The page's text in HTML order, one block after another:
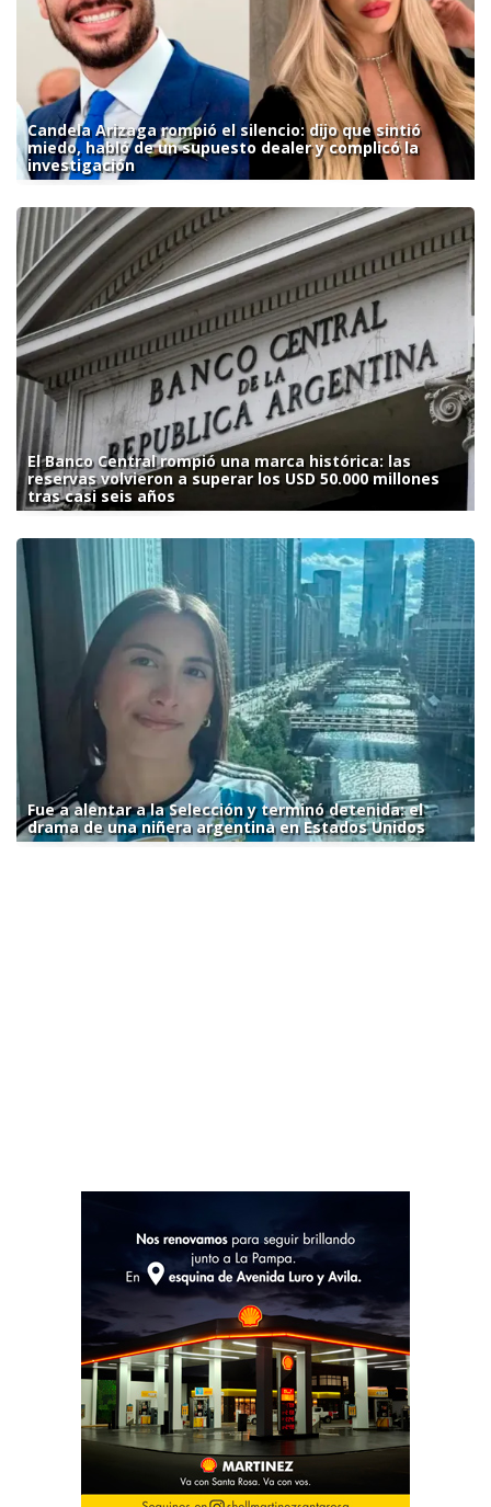
Candela Arizaga rompió el silencio: dijo que sintió
miedo, habló de un supuesto dealer y complicó la
investigación
El Banco Central rompió una marca histórica: las
reservas volvieron a superar los USD 50.000 millones
tras casi seis años
Fue a alentar a la Selección y terminó detenida: el
drama de una niñera argentina en Estados Unidos